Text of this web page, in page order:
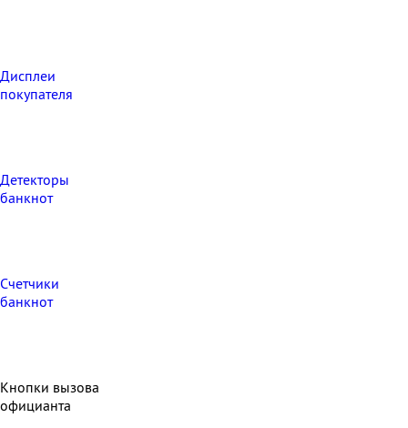
Дисплеи
покупателя
Детекторы
банкнот
Счетчики
банкнот
Кнопки вызова
официанта